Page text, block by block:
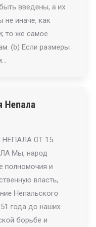
введены, а их
не иначе, как
то же самое
(b) Если размеры
Непала
ОТ 15
Мы, народ
полномочия и
власть,
Непальского
года до наших
борьбе и